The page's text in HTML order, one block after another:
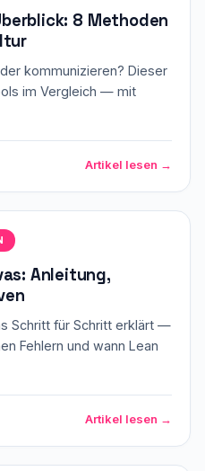
8 Methoden
kommunizieren? Dieser
im Vergleich — mit
Artikel lesen →
Anleitung,
Schritt für Schritt erklärt —
Fehlern und wann Lean
Artikel lesen →